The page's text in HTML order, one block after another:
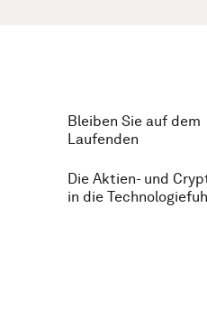
Bleiben Sie auf dem
Laufenden
Die Aktien- und
in die